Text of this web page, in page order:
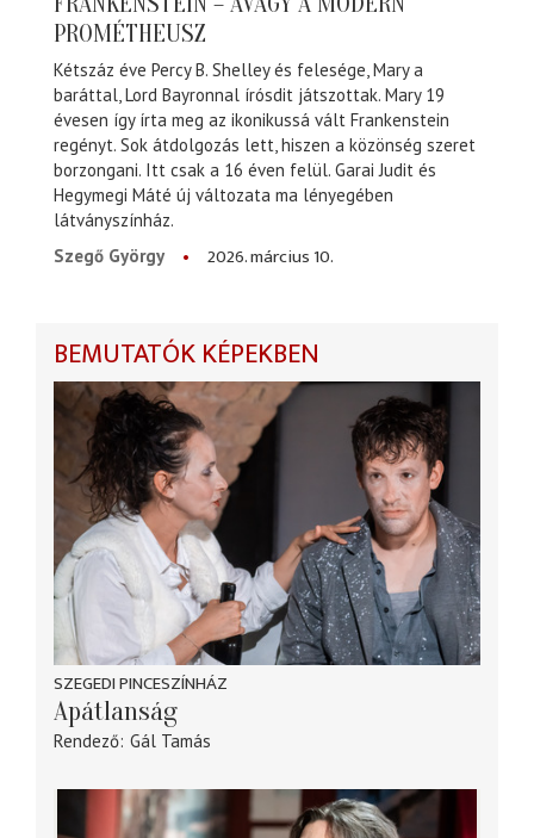
PROMÉTHEUSZ
Kétszáz éve Percy B. Shelley és felesége, Mary a
baráttal, Lord Bayronnal írósdit játszottak. Mary 19
évesen így írta meg az ikonikussá vált Frankenstein
regényt. Sok átdolgozás lett, hiszen a közönség szeret
borzongani. Itt csak a 16 éven felül. Garai Judit és
Hegymegi Máté új változata ma lényegében
látványszínház.
Szegő György
2026. március 10.
BEMUTATÓK KÉPEKBEN
SZEGEDI PINCESZÍNHÁZ
Apátlanság
Rendező Gál Tamás